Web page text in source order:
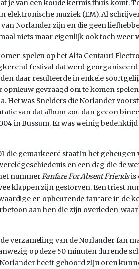
je van een koude kermis thuis komt.
elektronische muziek (EM). Al
Norlander zijn en die geen
niets maar eigenlijk ook toch weer
spelen op het Alfa Centauri
festival dat werd
daar resulteerde in enkele
opnieuw gevraagd om te komen
Het was Snelders die Norlander
van dat album zou dan
in Bussum. Er was weinig
die gemarkeerd staat in het
en een dag die de
nummerFanfare For Absent Friendsis
klappen zijn gestorven. Een triest
en opbeurende fanfare in de
aan hen die zijn overleden,
de verzameling van de Norlander fan
op deze 50 minuten durende
heeft gehoord zijn oren